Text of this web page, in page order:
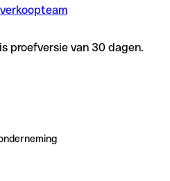
proefversie van 30 dagen.